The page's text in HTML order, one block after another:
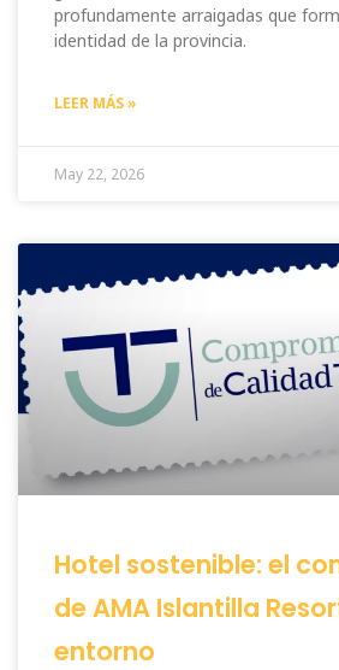
profundamente arraigadas que
identidad de la provincia.
LEER MÁS »
May 22, 2026
Hotel sostenible: el
de AMA Islantilla
entorno